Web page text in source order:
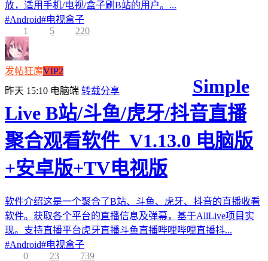
放，适用手机/电视/盒子刷B站的用户。...
#Android#电视盒子
1
5 220
发帖狂魔VIP2
昨天 15:10 电脑端 转载分享
Simple
Live B站/斗鱼/虎牙/抖音直播
聚合观看软件_V1.13.0 电脑版
+安卓版+TV电视版
软件介绍这是一个聚合了B站、斗鱼、虎牙、抖音的直播收看
软件。获取各个平台的直播信息及弹幕，基于AllLive项目实
现。支持直播平台虎牙直播斗鱼直播哔哩哔哩直播抖...
#Android#电视盒子
0
23 739